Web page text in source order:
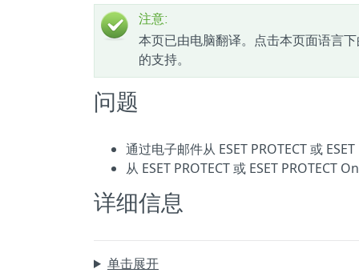
注意:
本页已由电脑翻译。点击本页面语言
的支持。
问题
通过电子邮件从 ESET PROTECT 或
从 ESET PROTECT 或 ESET PROTECT
详细信息
单击展开